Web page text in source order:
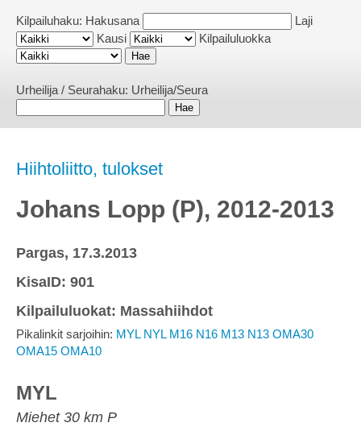
Kilpailuhaku: Hakusana
Laji
Kausi
Kilpailuluokka
Urheilija / Seurahaku: Urheilija/Seura
Hiihtoliitto, tulokset
Johans Lopp (P), 2012-2013
Pargas, 17.3.2013
KisaID: 901
Kilpailuluokat: Massahiihdot
Pikalinkit sarjoihin: MYL NYL M16 N16 M13 N13 OMA30
OMA15 OMA10
MYL
Miehet 30 km P